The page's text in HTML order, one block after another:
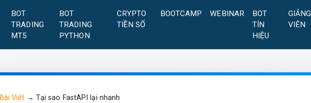
BOT
TRADING
MT5
BOT
TRADING
PYTHON
CRYPTO
TIỀN SỐ
BOOTCAMP WEBINAR
BOT
TÍN
HIỆU
GIẢNG
VIÊN
Bài Viết → Tại sao FastAPI lại nhanh